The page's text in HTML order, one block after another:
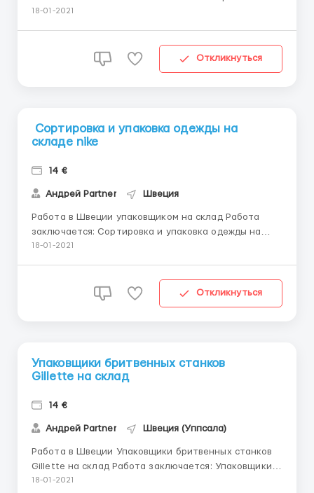
•Упаковка готовой продукции. •Введения счета
продукции по ящикам. Местоположе...
18-01-2021
Откликнуться
Сортировка и упаковка одежды на
складе nike
14 €
Андрей Partner Швеция
Работа в Швеции упаковщиком на склад Работа
заключается: Сортировка и упаковка одежды на
складе nike комплектация заказов упаковка товара
дней в неделю по 8/...
18-01-2021
Откликнуться
Упаковщики бритвенных станков
Gillette на склад
14 €
Андрей Partner Швеция (Уппсала)
Работа в Швеции Упаковщики бритвенных станков
Gillette на склад Работа заключается: Упаковщики
бритвенных станков Gillette Швеция,Аппсула
18-01-2021